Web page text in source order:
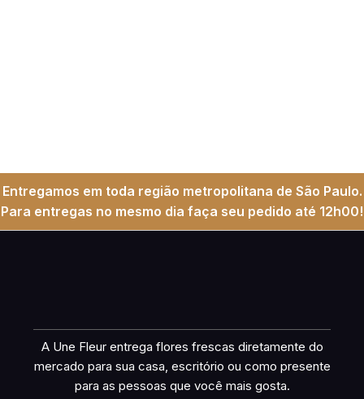
Entregamos em toda região metropolitana de São Paulo.
Para entregas no mesmo dia faça seu pedido até 12h00!
A Une Fleur entrega flores frescas diretamente do
mercado para sua casa, escritório ou como presente
para as pessoas que você mais gosta.